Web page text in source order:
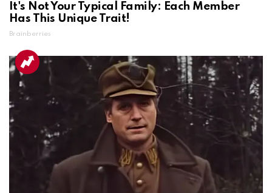
It's Not Your Typical Family: Each Member
Has This Unique Trait!
Brainberries